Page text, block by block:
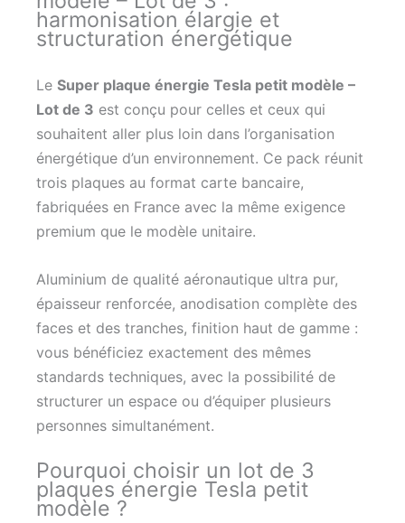
harmonisation élargie et
structuration énergétique
Le Super plaque énergie Tesla petit modèle –
Lot de 3 est conçu pour celles et ceux qui
souhaitent aller plus loin dans l’organisation
énergétique d’un environnement. Ce pack réunit
trois plaques au format carte bancaire,
fabriquées en France avec la même exigence
premium que le modèle unitaire.
Aluminium de qualité aéronautique ultra pur,
épaisseur renforcée, anodisation complète des
faces et des tranches, finition haut de gamme :
vous bénéficiez exactement des mêmes
standards techniques, avec la possibilité de
structurer un espace ou d’équiper plusieurs
personnes simultanément.
Pourquoi choisir un lot de 3
plaques énergie Tesla petit
modèle ?